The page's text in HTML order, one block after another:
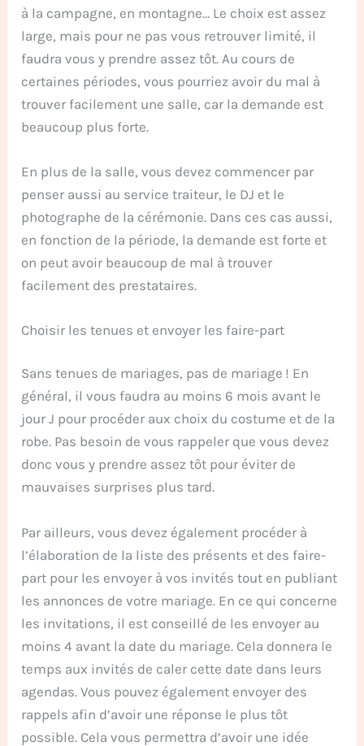
à la campagne, en montagne… Le choix est assez
large, mais pour ne pas vous retrouver limité, il
faudra vous y prendre assez tôt. Au cours de
certaines périodes, vous pourriez avoir du mal à
trouver facilement une salle, car la demande est
beaucoup plus forte.
En plus de la salle, vous devez commencer par
penser aussi au service traiteur, le DJ et le
photographe de la cérémonie. Dans ces cas aussi,
en fonction de la période, la demande est forte et
on peut avoir beaucoup de mal à trouver
facilement des prestataires.
Choisir les tenues et envoyer les faire-part
Sans tenues de mariages, pas de mariage ! En
général, il vous faudra au moins 6 mois avant le
jour J pour procéder aux choix du costume et de la
robe. Pas besoin de vous rappeler que vous devez
donc vous y prendre assez tôt pour éviter de
mauvaises surprises plus tard.
Par ailleurs, vous devez également procéder à
l’élaboration de la liste des présents et des faire-
part pour les envoyer à vos invités tout en publiant
les annonces de votre mariage. En ce qui concerne
les invitations, il est conseillé de les envoyer au
moins 4 avant la date du mariage. Cela donnera le
temps aux invités de caler cette date dans leurs
agendas. Vous pouvez également envoyer des
rappels afin d’avoir une réponse le plus tôt
possible. Cela vous permettra d’avoir une idée